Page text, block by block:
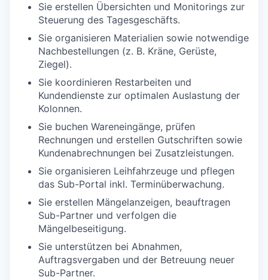
Sie erstellen Übersichten und Monitorings zur
Steuerung des Tagesgeschäfts.
Sie organisieren Materialien sowie notwendige
Nachbestellungen (z. B. Kräne, Gerüste,
Ziegel).
Sie koordinieren Restarbeiten und
Kundendienste zur optimalen Auslastung der
Kolonnen.
Sie buchen Wareneingänge, prüfen
Rechnungen und erstellen Gutschriften sowie
Kundenabrechnungen bei Zusatzleistungen.
Sie organisieren Leihfahrzeuge und pflegen
das Sub-Portal inkl. Terminüberwachung.
Sie erstellen Mängelanzeigen, beauftragen
Sub-Partner und verfolgen die
Mängelbeseitigung.
Sie unterstützen bei Abnahmen,
Auftragsvergaben und der Betreuung neuer
Sub-Partner.